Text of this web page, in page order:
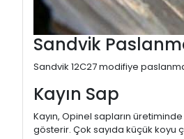
Sandvik
Sandvik 12C27 modifiye
Kayın Sap
Kayın, Opinel sapların
gösterir. Çok sayıda küçük koyu